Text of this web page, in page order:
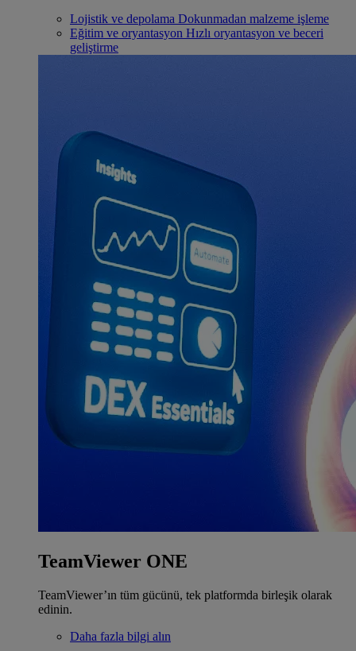
Lojistik ve depolama Dokunmadan malzeme işleme
Eğitim ve oryantasyon Hızlı oryantasyon ve beceri
geliştirme
TeamViewer ONE
TeamViewer’ın tüm gücünü, tek platformda birleşik olarak
edinin.
Daha fazla bilgi alın